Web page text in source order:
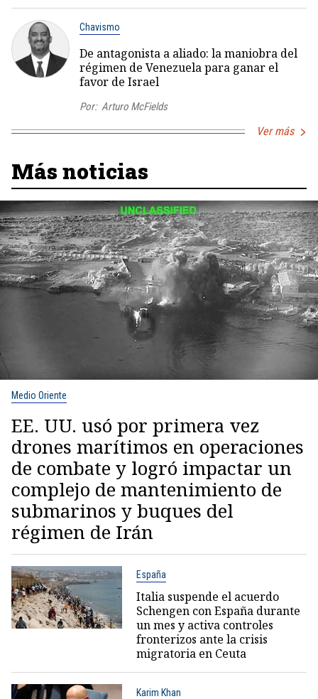
Chavismo
De antagonista a aliado: la maniobra del
régimen de Venezuela para ganar el
favor de Israel
Por: Arturo McFields
Ver más
Más noticias
Medio Oriente
EE. UU. usó por primera vez
drones marítimos en operaciones
de combate y logró impactar un
complejo de mantenimiento de
submarinos y buques del
régimen de Irán
España
Italia suspende el acuerdo
Schengen con España durante
un mes y activa controles
fronterizos ante la crisis
migratoria en Ceuta
Karim Khan